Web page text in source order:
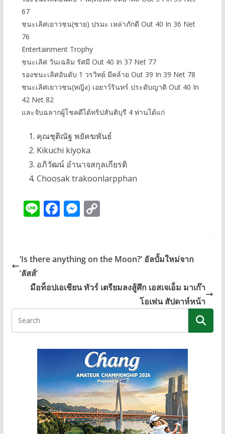
67
ชนะเลิศเยาวชน(ชาย) ปรมะ เหล่าภักดี Out 40 In 36 Net
76
Entertainment Trophy
ชนะเลิศ วันเฉลิม รัศมี Out 40 In 37 Net 77
รองชนะเลิศอันดับ 1 วรวิทย์ มีคล้าย Out 39 In 39 Net 78
ชนะเลิศเยาวชน(หญิง) เอยาว์รินทร์ ประดับญาติ Out 40 In
42 Net 82
และจับฉลากผู้โชคดีได้ทริปสันติบุรี 4 ท่านได้แก่
คุณชุติณัฐ พยัคฆพันธ์
Kikuchi kiyoka
อภิวัฒน์ อำนาจสกุลเกียรติ
Choosak trakoonlarpphan
Li F
b
o
k
M
e
g
er
C
y
n
k
‘Is there anything on the Moon?’ อัลบั้มใหม่จาก
‘ลัสส์’
มือท็อปเอเชียน ทัวร์ เตรียมลงสู้ศึก เอสเจเอ็ม มาเก๊า
โอเพ่น สัปดาห์หน้า